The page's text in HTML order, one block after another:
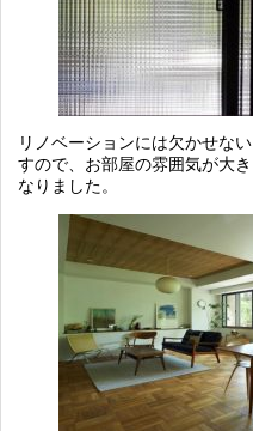
リノベーションには欠かせな
すので、お部屋の雰囲気が大
なりました。